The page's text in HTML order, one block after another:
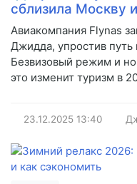
сблизила Москву
Авиакомпания Flynas
Джидда, упростив
Безвизовый режим и
это изменит туризм в
23.12.2025 13:40